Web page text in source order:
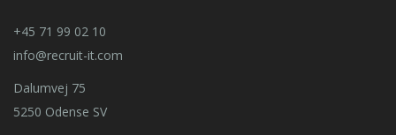
+45 71 99 02 10
info@recruit-it.com
Dalumvej 75
5250 Odense SV